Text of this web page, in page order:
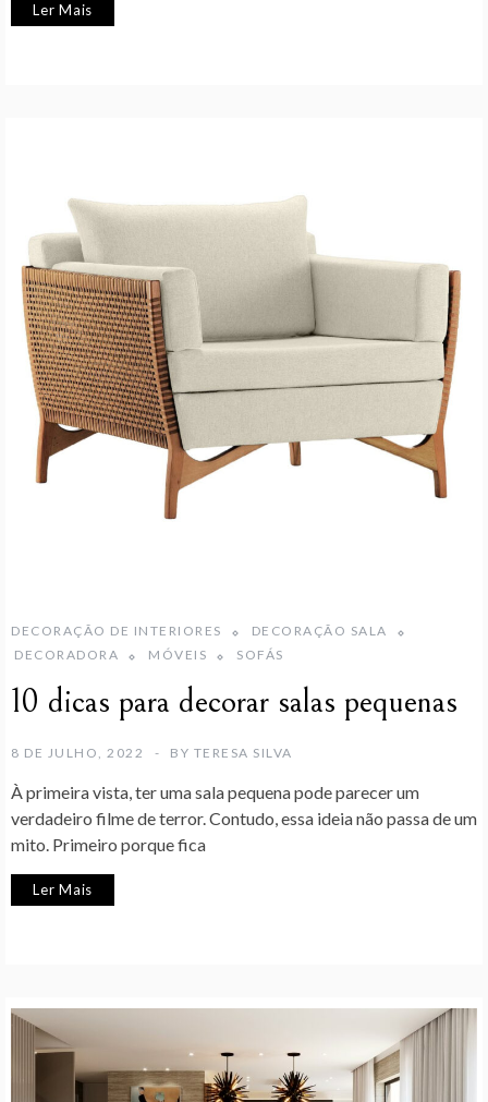
Ler Mais
DECORAÇÃO DE INTERIORES
DECORAÇÃO SALA
DECORADORA
MÓVEIS SOFÁS
10 dicas para decorar salas pequenas
8 DE JULHO, 2022 BY TERESA SILVA
À primeira vista, ter uma sala pequena pode parecer um
verdadeiro filme de terror. Contudo, essa ideia não passa de um
mito. Primeiro porque fica
Ler Mais